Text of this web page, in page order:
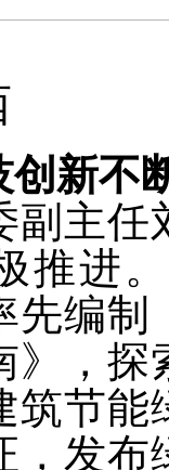
新不
副主任
推进
先编制
》，探
筑节能
，发布